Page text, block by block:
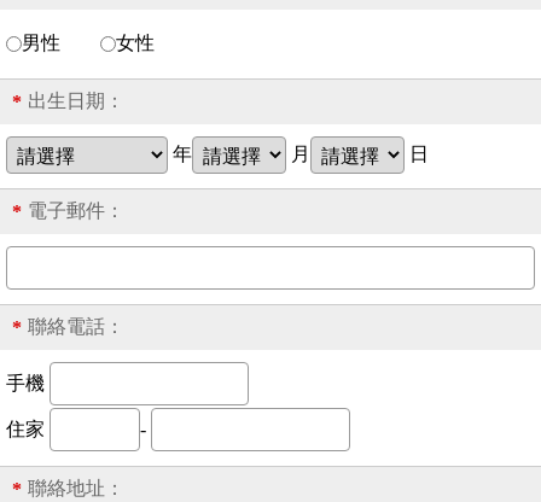
男性 女性
* 出生日期：
年 月 日
* 電子郵件：
* 聯絡電話：
手機
住家 -
* 聯絡地址：